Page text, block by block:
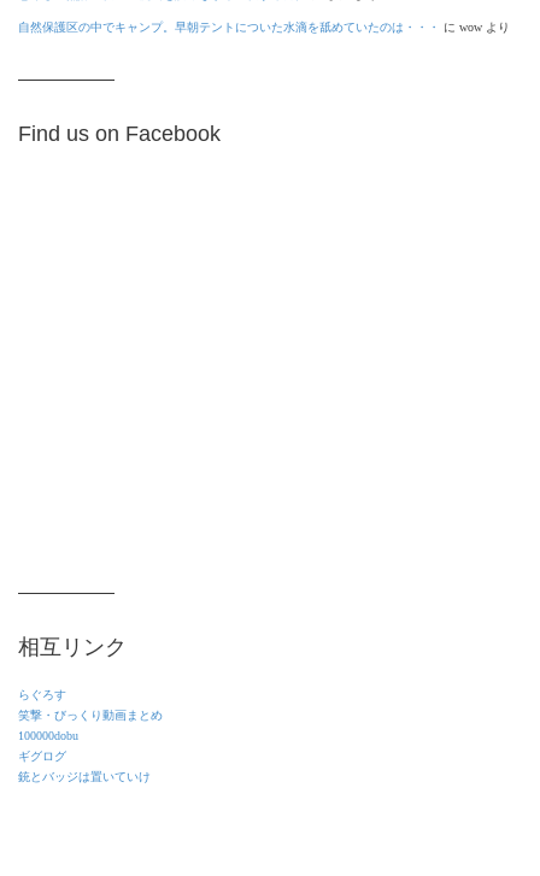
自然保護区の中でキャンプ。早朝テントについた水滴を舐めていたのは・・・ に wow より
Find us on Facebook
相互リンク
らぐろす
笑撃・びっくり動画まとめ
100000dobu
ギグログ
銃とバッジは置いていけ